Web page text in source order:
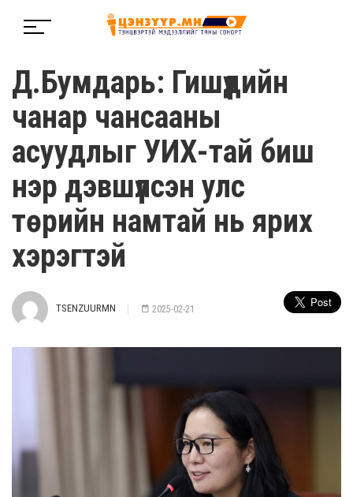
Д.Бумдарь: Гишүүдийн
чанар чансааны
асуудлыг УИХ-тай биш
нэр дэвшүүлсэн улс
төрийн намтай нь ярих
хэрэгтэй
TSENZUURMN 2025-02-21